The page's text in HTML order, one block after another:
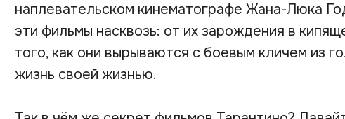
наплевательском кинематографе Жана-Люка
эти фильмы насквозь: от их зарождения в
того, как они вырываются с боевым кличем из
жизнь своей жизнью.